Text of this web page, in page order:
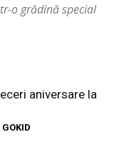
o grădină special
aniversare la
GOKID